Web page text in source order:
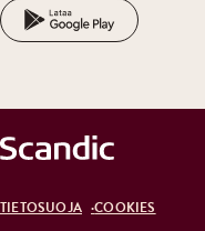
TIETOSUOJA COOKIES